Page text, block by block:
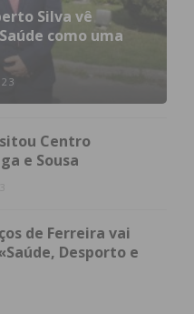
Silva vê
como uma
Centro
e Sousa
de Ferreira vai
Desporto e